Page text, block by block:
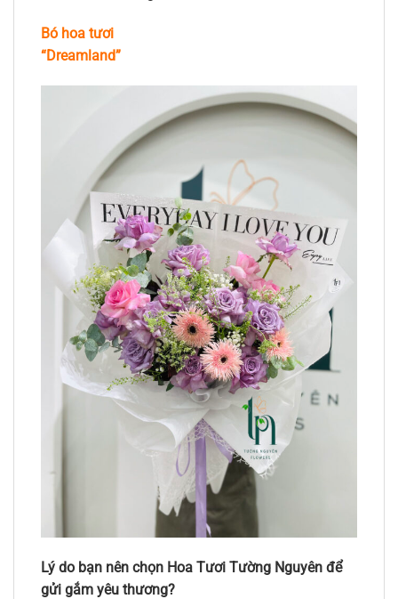
Bó hoa tươi
“Dreamland”
Lý do bạn nên chọn Hoa Tươi Tường Nguyên để
gửi gắm yêu thương?